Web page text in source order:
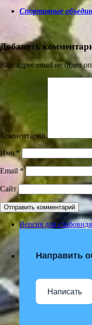
Спортивные
Добавить
Ваш адрес email не будет
Комментарий
Имя*
Email *
Сайт
Версия для
Направить
Написать